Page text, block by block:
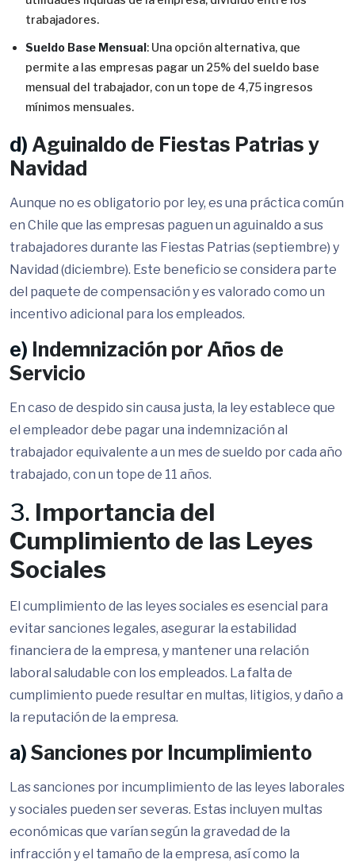
trabajadores.
Sueldo Base Mensual: Una opción alternativa, que
permite a las empresas pagar un 25% del sueldo base
mensual del trabajador, con un tope de 4,75 ingresos
mínimos mensuales.
d) Aguinaldo de Fiestas Patrias y
Navidad
Aunque no es obligatorio por ley, es una práctica común
en Chile que las empresas paguen un aguinaldo a sus
trabajadores durante las Fiestas Patrias (septiembre) y
Navidad (diciembre). Este beneficio se considera parte
del paquete de compensación y es valorado como un
incentivo adicional para los empleados.
e) Indemnización por Años de
Servicio
En caso de despido sin causa justa, la ley establece que
el empleador debe pagar una indemnización al
trabajador equivalente a un mes de sueldo por cada año
trabajado, con un tope de 11 años.
3. Importancia del
Cumplimiento de las Leyes
Sociales
El cumplimiento de las leyes sociales es esencial para
evitar sanciones legales, asegurar la estabilidad
financiera de la empresa, y mantener una relación
laboral saludable con los empleados. La falta de
cumplimiento puede resultar en multas, litigios, y daño a
la reputación de la empresa.
a) Sanciones por Incumplimiento
Las sanciones por incumplimiento de las leyes laborales
y sociales pueden ser severas. Estas incluyen multas
económicas que varían según la gravedad de la
infracción y el tamaño de la empresa, así como la